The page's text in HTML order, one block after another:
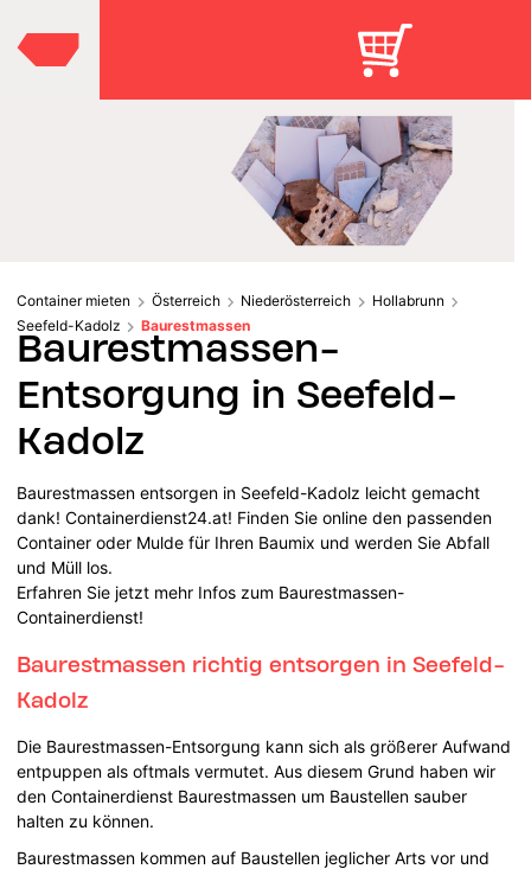
Container mieten Österreich Niederösterreich
Hollabrunn
Seefeld-Kadolz
Baurestmassen
Baurestmassen-
Entsorgung in Seefeld-
Kadolz
Baurestmassen entsorgen in Seefeld-Kadolz leicht gemacht
dank! Containerdienst24.at! Finden Sie online den passenden
Container oder Mulde für Ihren Baumix und werden Sie Abfall
und Müll los.
Erfahren Sie jetzt mehr Infos zum Baurestmassen-
Containerdienst!
Baurestmassen richtig entsorgen in Seefeld-
Kadolz
Die Baurestmassen-Entsorgung kann sich als größerer Aufwand
entpuppen als oftmals vermutet. Aus diesem Grund haben wir
den Containerdienst Baurestmassen um Baustellen sauber
halten zu können.
Baurestmassen kommen auf Baustellen jeglicher Arts vor und